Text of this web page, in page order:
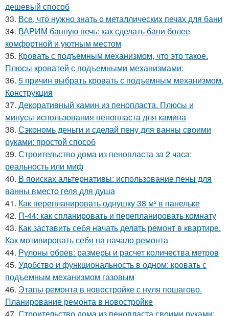
дешевый способ
33. Все, что нужно знать о металлических печах для бани
34. ВАРИМ банную печь: как сделать бани более
комфортной и уютным местом
35. Кровать с подъемным механизмом, что это такое.
Плюсы кроватей с подъемными механизмами:
36. 5 причин выбрать кровать с подъемным механизмом.
Конструкция
37. Декоративный камин из пенопласта. Плюсы и
минусы использования пенопласта для камина
38. Сэкономь деньги и сделай пену для ванны своими
руками: простой способ
39. Строительство дома из пенопласта за 2 часа:
реальность или миф
40. В поисках альтернативы: использование пены для
ванны вместо геля для душа
41. Как перепланировать однушку 38 м² в панельке
42. П-44: как спланировать и перепланировать комнату
43. Как заставить себя начать делать ремонт в квартире.
Как мотивировать себя на начало ремонта
44. Рулоны обоев: размеры и расчет количества метров
45. Удобство и функциональность в одном: кровать с
подъемным механизмом газовым
46. Этапы ремонта в новостройке с нуля пошагово.
Планирование ремонта в новостройке